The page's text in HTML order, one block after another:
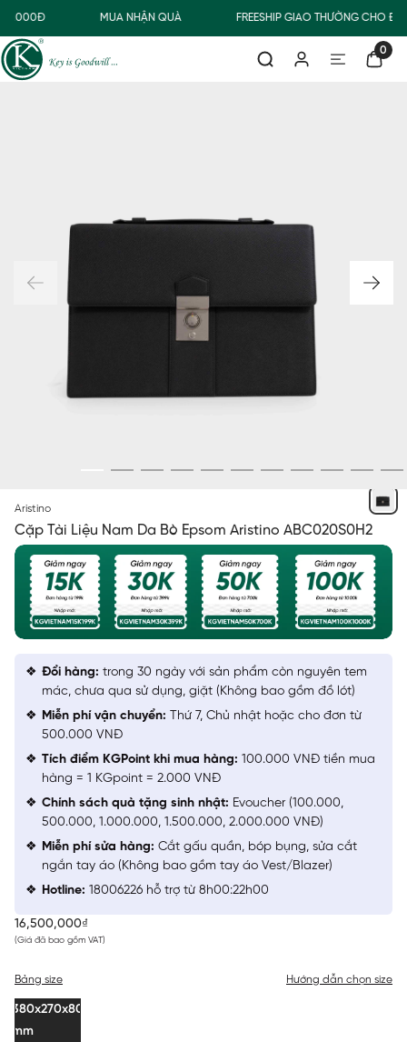
MUA NHẬN QUÀ FREESHIP GIAO THƯỜNG CHO
0
Aristino
Cặp Tài Liệu Nam Da Bò Epsom Aristino ABC020S0H2
16,500,000₫
(Giá đã bao gồm VAT)
Bảng size Hướng dẫn chọn size
380x270x80
mm
Đổi hàng: trong 30 ngày với sản phẩm còn nguyên tem
mác, chưa qua sử dụng, giặt (Không bao gồm đồ lót)
Miễn phí vận chuyển: Thứ 7, Chủ nhật hoặc cho đơn từ
500.000 VNĐ
Tích điểm KGPoint khi mua hàng: 100.000 VNĐ tiền mua
hàng = 1 KGpoint = 2.000 VNĐ
Chính sách quà tặng sinh nhật: Evoucher (100.000,
500.000, 1.000.000, 1.500.000, 2.000.000 VNĐ)
Miễn phí sửa hàng: Cắt gấu quần, bóp bụng, sửa cắt
ngắn tay áo (Không bao gồm tay áo Vest/Blazer)
Hotline: 18006226 hỗ trợ từ 8h00:22h00